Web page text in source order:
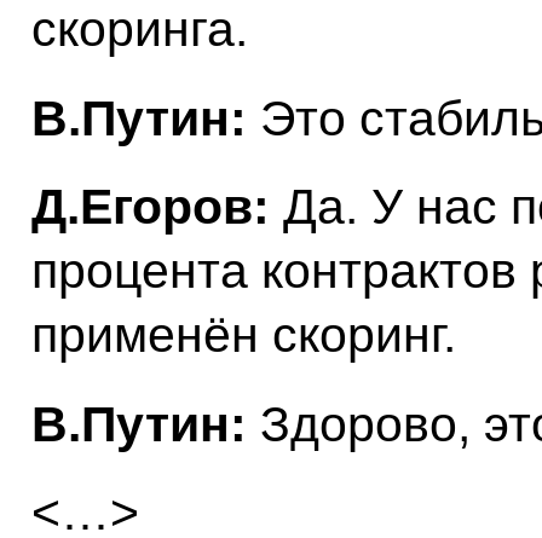
скоринга.
В.Путин: Это
Д.Егоров: Да. У нас
процента контрактов
применён скоринг.
В.Путин: Здорово,
<…>